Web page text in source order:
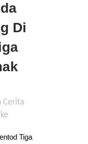
Di
Cerita
Tiga